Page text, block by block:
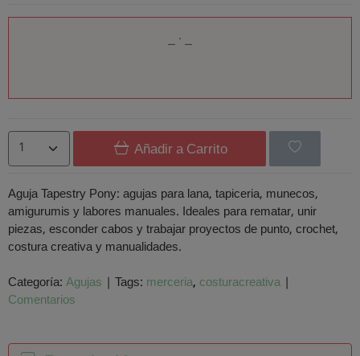
Añadir a Carrito
Aguja Tapestry Pony: agujas para lana, tapiceria, munecos,
amigurumis y labores manuales. Ideales para rematar, unir
piezas, esconder cabos y trabajar proyectos de punto, crochet,
costura creativa y manualidades.
Categoría:Agujas | Tags: merceria costuracreativa |
Comentarios